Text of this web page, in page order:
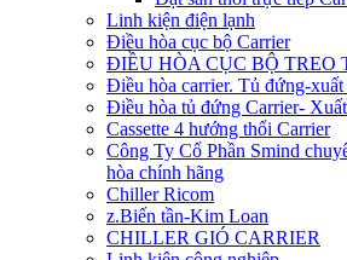
Linh kiện điện lạnh
Điều hòa cục bộ Carrier
ĐIỀU HÒA CỤC BỘ TREO
Điều hòa carrier. Tủ đứng-
Điều hòa tủ đứng Carrier-
Cassette 4 hướng thổi Carrier
Công Ty Cổ Phần Smind
hòa chính hãng
Chiller Ricom
z.Biến tần-Kim Loan
CHILLER GIÓ CARRIER